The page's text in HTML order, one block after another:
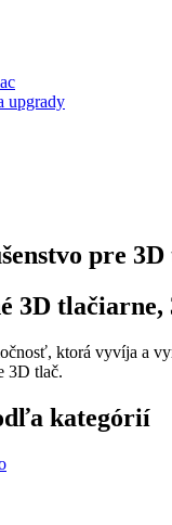
upgrady
pre
3D tlačiarne,
ktorá vyvíja a
3D tlač.
kategórií